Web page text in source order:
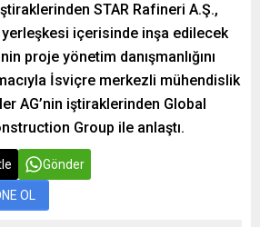
STAR Rafineri A.Ş.,
yerleşkesi içerisinde inşa edilecek
proje yönetim danışmanlığını
İsviçre merkezli mühendislik
AG’nin iştiraklerinden Global
Group ile anlaştı.
Gönder
OL